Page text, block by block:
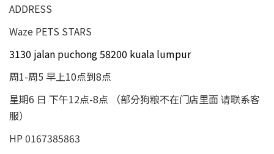
ADDRESS
Waze PETS STARS
3130 jalan puchong 58200 kuala lumpur
周1-周5 早上10点到8点
星期6 日 下午12点-8点 （部分狗粮不在门店里面 请联系客
服）
HP 0167385863